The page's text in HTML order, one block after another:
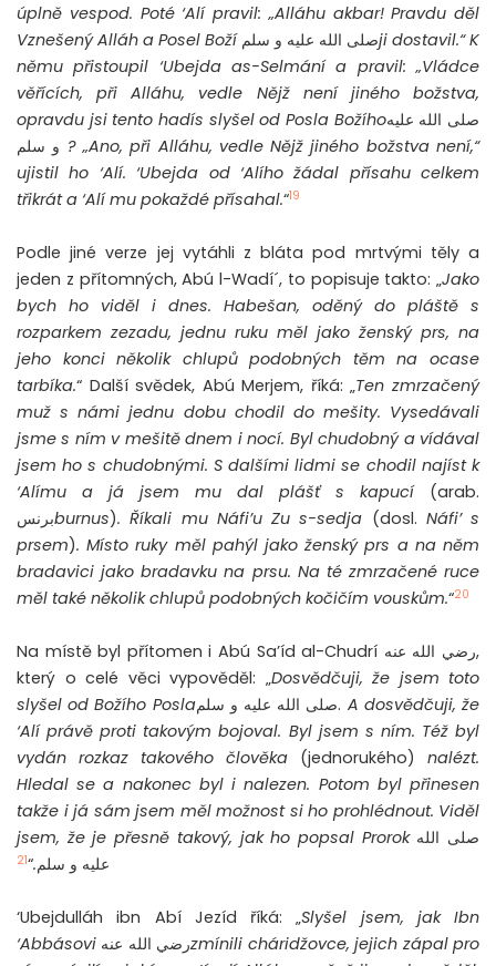
úplně vespod. Poté ‘Alí pravil: „Alláhu akbar! Pravdu děl
Vznešený Alláh a Posel Boží صلى الله عليه و سلمji dostavil.“ K
němu přistoupil ‘Ubejda as-Selmání a pravil: „Vládce
věřících, při Alláhu, vedle Nějž není jiného božstva,
opravdu jsi tento hadís slyšel od Posla Božíhoصلى الله عليه
? „Ano, při Alláhu, vedle Nějž jiného božstva není,“
ujistil ho ‘Alí. ‘Ubejda od ‘Alího žádal přísahu celkem
třikrát a ‘Alí mu pokaždé přísahal.“19
Podle jiné verze jej vytáhli z bláta pod mrtvými těly a
jeden z přítomných, Abú l-Wadí´, to popisuje takto: „Jako
bych ho viděl i dnes. Habešan, oděný do pláště s
rozparkem zezadu, jednu ruku měl jako ženský prs, na
jeho konci několik chlupů podobných těm na ocase
tarbíka.“ Další svědek, Abú Merjem, říká: „Ten zmrzačený
muž s námi jednu dobu chodil do mešity. Vysedávali
jsme s ním v mešitě dnem i nocí. Byl chudobný a vídával
jsem ho s chudobnými. S dalšími lidmi se chodil najíst k
‘Alímu a já jsem mu dal plášť s kapucí (arab.
برنسburnus). Říkali mu Náfi’u Zu s-sedja (dosl. Náfi’ s
prsem). Místo ruky měl pahýl jako ženský prs a na něm
bradavici jako bradavku na prsu. Na té zmrzačené ruce
měl také několik chlupů podobných kočičím vouskům.“20
Na místě byl přítomen i Abú Sa’íd al-Chudrí رضي الله عنه,
který o celé věci vypověděl: „Dosvědčuji, že jsem toto
slyšel od Božího Posla
صلى الله عليه و سلم. A dosvědčuji, že
‘Alí právě proti takovým bojoval. Byl jsem s ním. Též byl
vydán rozkaz takového člověka (jednorukého) nalézt.
Hledal se a nakonec byl i nalezen. Potom byl přinesen
takže i já sám jsem měl možnost si ho prohlédnout. Viděl
jsem, že je přesně takový, jak ho popsal Prorokصلى الله
عليه و سلم.
“
21
‘Ubejdulláh ibn Abí Jezíd říká: „Slyšel jsem, jak Ibn
‘Abbásovi رضي الله عنهzmínili cháridžovce, jejich zápalpro